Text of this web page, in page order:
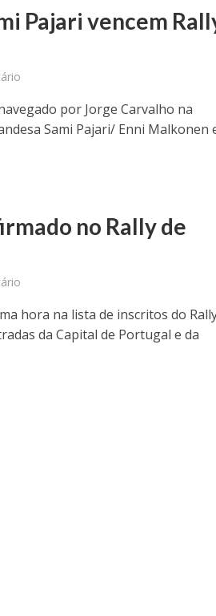
Pajari vencem
por Jorge Carvalho na
Sami Pajari/ Enni Malkonen
no Rally de
hora na lista de inscritos do
da Capital de Portugal e da